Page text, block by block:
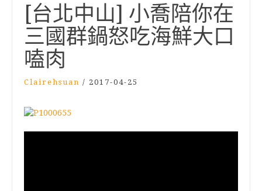
[台北中山] 小喬陪你在
三國群鍋怒吃海鮮大口
嗑肉
Clairehsuan / 2017-04-25